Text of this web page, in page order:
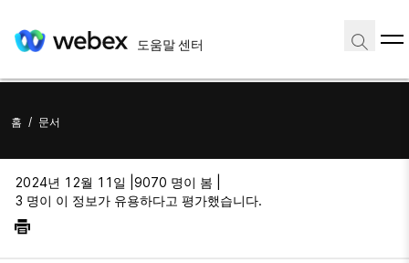
도움말 센터
홈 / 문서
2024년 12월 11일 | 9070 명이 봄 |
3 명이 이 정보가 유용하다고 평가했습니다.